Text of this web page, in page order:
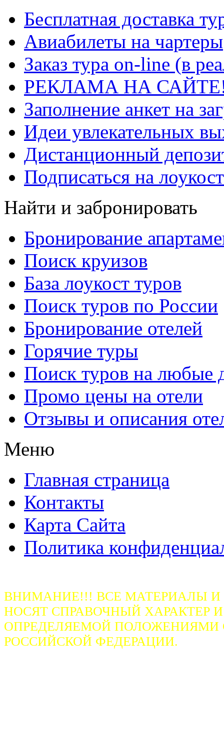
Бесплатная доставка
Авиабилеты на чартеры
Заказ тура on-line (в
РЕКЛАМА НА
Заполнение анкет на
Идеи увлекательных
Дистанционный
Подписаться на
Найти и забронировать
Бронирование
Поиск круизов
База лоукост туров
Поиск туров по России
Бронирование отелей
Горячие туры
Поиск туров на любые
Промо цены на отели
Отзывы и описания
Меню
Главная страница
Контакты
Карта Сайта
Политика
ВНИМАНИЕ!!! ВСЕ МАТЕРИАЛЫ
НОСЯТ СПРАВОЧНЫЙ ХАРАКТЕР
ОПРЕДЕЛЯЕМОЙ ПОЛОЖЕНИЯМИ
РОССИЙСКОЙ ФЕДЕРАЦИИ.